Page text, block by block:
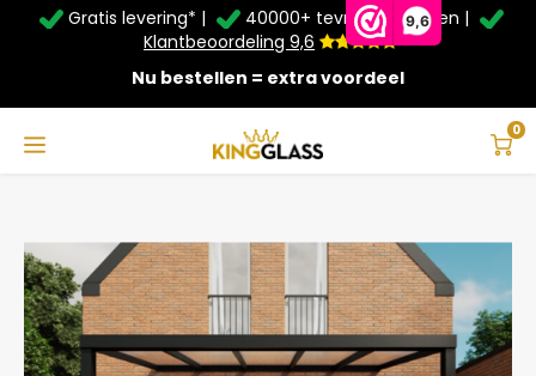
9,6
Service & Contact
Bezorging
Afhalen
Taal
Deutsch
Gratis levering* |
40000+ tevreden klanten |
Klantbeoordeling 9,6
Nu bestellen = extra voordeel
0
Zomer Deals: Tot 20% kortingop schuifwanden en
veranda's +€20extra kassa korting*
Serre in zwart van 5,06 x 4 meter